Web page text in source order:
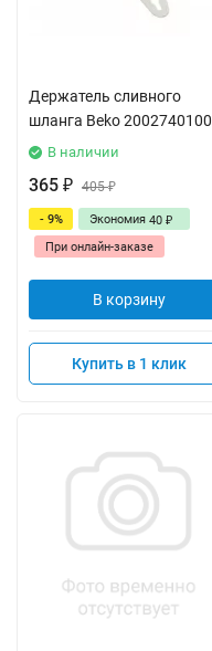
Держатель сливного
шланга Beko 2002740100
В наличии
365 ₽ 405₽
- 9% Экономия 40 ₽
При онлайн-заказе
В корзину
Купить в 1 клик